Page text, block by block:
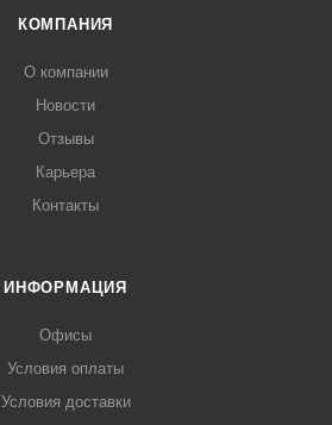
КОМПАНИЯ
О компании
Новости
Отзывы
Карьера
Контакты
ИНФОРМАЦИЯ
Офисы
Условия оплаты
Условия доставки